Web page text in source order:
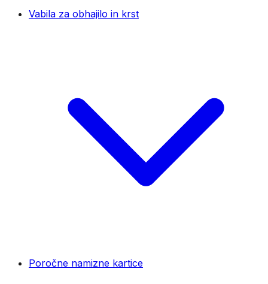
Vabila za obhajilo in krst
Poročne namizne kartice